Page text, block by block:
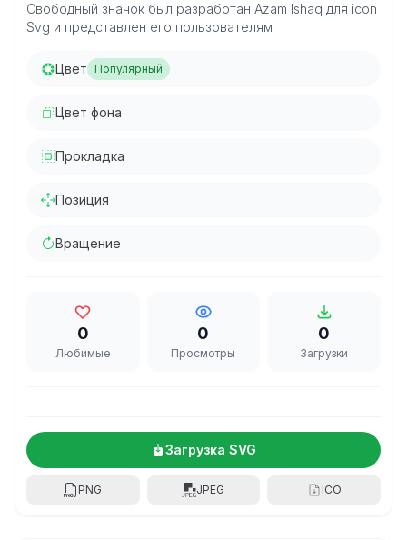
Свободный значок был разработан Azam Ishaq для icon
Svg и представлен его пользователям
Цвет Популярный
Цвет фона
Прокладка
Позиция
Вращение
0
Любимые
0
Просмотры
0
Загрузки
Загрузка SVG
PNG JPEG ICO